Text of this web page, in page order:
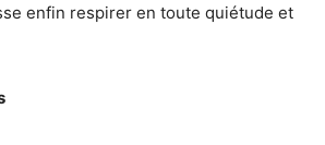
enfin respirer en toute quiétude et